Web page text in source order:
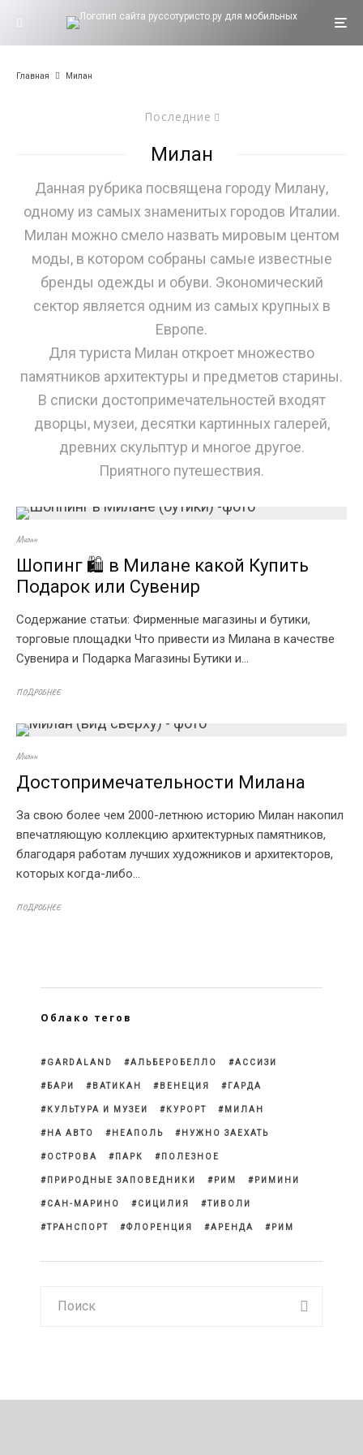
Главная Милан
Последние
Милан
Данная рубрика посвящена городу Милану,
одному из самых знаменитых городов Италии.
Милан можно смело назвать мировым центом
моды, в котором собраны самые известные
бренды одежды и обуви. Экономический
сектор является одним из самых крупных в
Европе.
Для туриста Милан откроет множество
памятников архитектуры и предметов старины.
В списки достопримечательностей входят
дворцы, музеи, десятки картинных галерей,
древних скульптур и многое другое.
Приятного путешествия.
Милан
Шопинг 🛍️ в Милане какой Купить
Подарок или Сувенир
Содержание статьи: Фирменные магазины и бутики,
торговые площадки Что привести из Милана в качестве
Сувенира и Подарка Магазины Бутики и...
ПОДРОБНЕЕ
Милан
Достопримечательности Милана
За свою более чем 2000-летнюю историю Милан накопил
впечатляющую коллекцию архитектурных памятников,
благодаря работам лучших художников и архитекторов,
которых когда-либо...
ПОДРОБНЕЕ
Облако тегов
GARDALAND АЛЬБЕРОБЕЛЛО АССИЗИ
БАРИ ВАТИКАН ВЕНЕЦИЯ ГАРДА
КУЛЬТУРА И МУЗЕИ КУРОРТ МИЛАН
НА АВТО НЕАПОЛЬ НУЖНО ЗАЕХАТЬ
ОСТРОВА ПАРК ПОЛЕЗНОЕ
ПРИРОДНЫЕ ЗАПОВЕДНИКИ РИМ РИМИНИ
САН-МАРИНО СИЦИЛИЯ ТИВОЛИ
ТРАНСПОРТ ФЛОРЕНЦИЯ АРЕНДА РИМ